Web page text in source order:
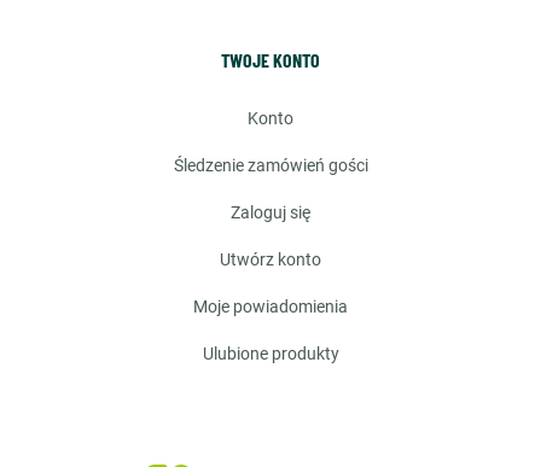
TWOJE KONTO
konto
śledzenie zamówień gości
zaloguj się
utwórz konto
moje powiadomienia
ulubione produkty